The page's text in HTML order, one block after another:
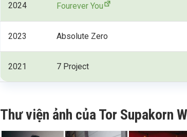
2024 Fourever You
2023 Absolute Zero
2021 7 Project
Thư viện ảnh của Tor Supakorn